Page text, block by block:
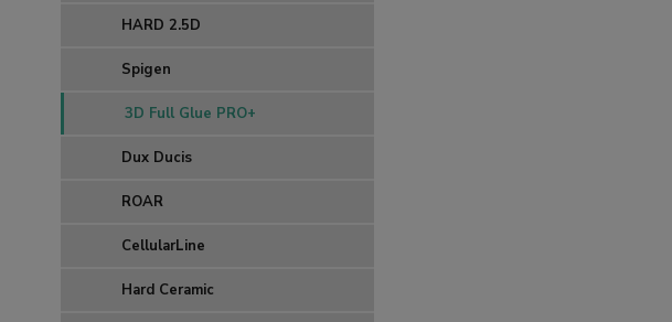
HARD 2.5D
Spigen
3D Full Glue PRO+
Dux Ducis
ROAR
CellularLine
Hard Ceramic